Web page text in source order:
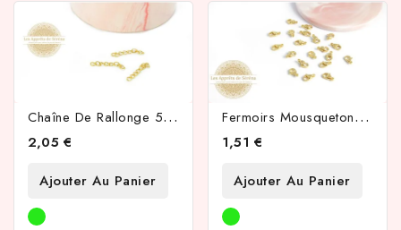
d'achat hors frais de port en France métropolitaine ! À
C
Haîne De Rallonge 50mm En Acier Inoxydable 304 Couleur Or
2,05 €
Ajouter Au Panier
F
Ermoirs Mousquetons 10mm Acier 304 Doré 24K
1,51 €
Ajouter Au Panier